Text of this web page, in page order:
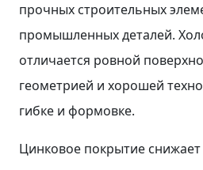
прочных строительных
промышленных деталей.
отличается ровной
геометрией и хорошей
гибке и формовке.
Цинковое покрытие